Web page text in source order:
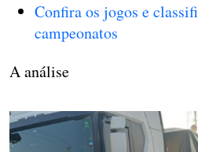
Confira os jogos e
campeonatos
A análise